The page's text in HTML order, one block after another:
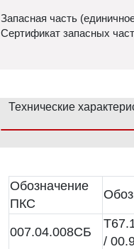
Запасная часть
Сертификат запасных
Технические
Обозначение
ПКС
007.04.008СБ
/